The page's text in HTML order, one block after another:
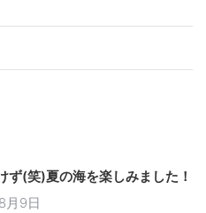
ず(笑)夏の海を楽しみました！
月9日